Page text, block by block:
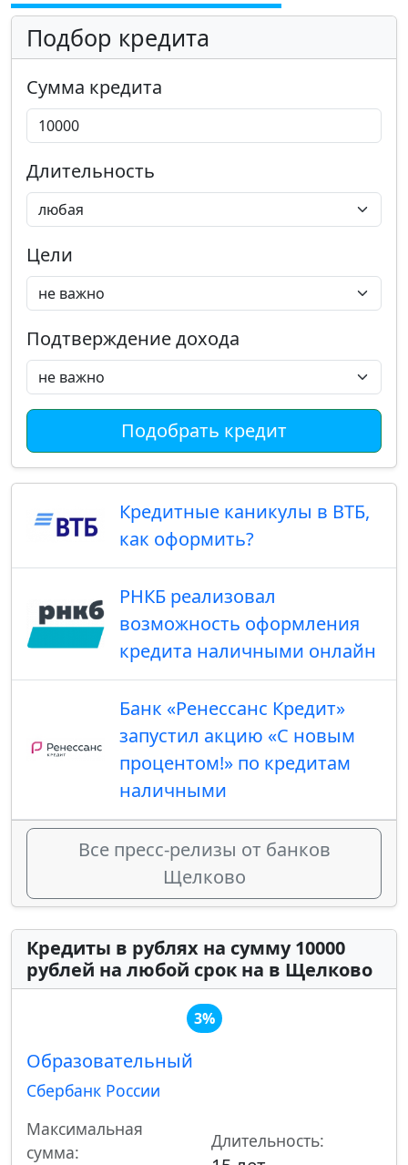
Подбор кредита
Сумма кредита
Длительность
Цели
Подтверждение дохода
Подобрать кредит
Кредитные каникулы в ВТБ,
как оформить?
РНКБ реализовал
возможность оформления
кредита наличными онлайн
Банк «Ренессанс Кредит»
запустил ​акцию «С новым
процентом!» по кредитам
наличными
Все пресс-релизы от банков
Щелково
Кредиты в рублях на сумму 10000
рублей на любой срок на в Щелково
3%
Образовательный
Сбербанк России
Максимальная
сумма:
Длительность: